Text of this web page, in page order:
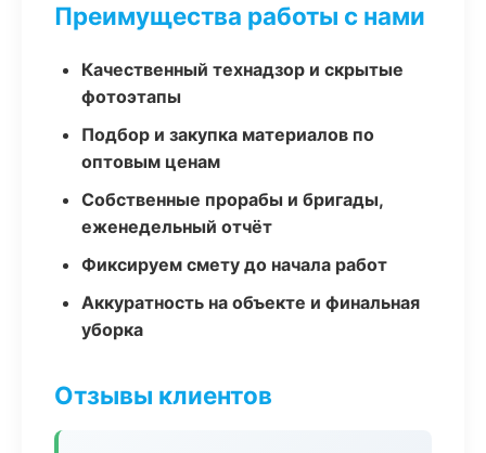
Преимущества работы с нами
Качественный технадзор и скрытые
фотоэтапы
Подбор и закупка материалов по
оптовым ценам
Собственные прорабы и бригады,
еженедельный отчёт
Фиксируем смету до начала работ
Аккуратность на объекте и финальная
уборка
Отзывы клиентов